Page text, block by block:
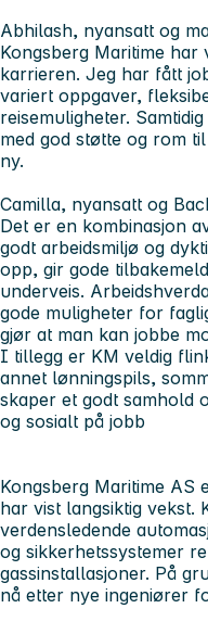
Abhilash, nyansatt og
Kongsberg Maritime
karrieren. Jeg har fått
variert oppgaver,
reisemuligheter.
med god støtte og rom
ny.
Camilla, nyansatt og
Det er en kombinasjon
godt arbeidsmiljø og
opp, gir gode
underveis.
gode muligheter for
gjør at man kan jobbe
I tillegg er KM veldig
annet lønningspils,
skaper et godt samhold
og sosialt på jobb
Kongsberg Maritime AS
har vist langsiktig vekst.
verdensledende
og sikkerhetssystemer
gassinstallasjoner. På
nå etter nye ingeniører